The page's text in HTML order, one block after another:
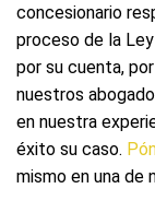
concesionario
proceso de la
por su cuenta,
nuestros
en nuestra
éxito su caso.
mismo en una de